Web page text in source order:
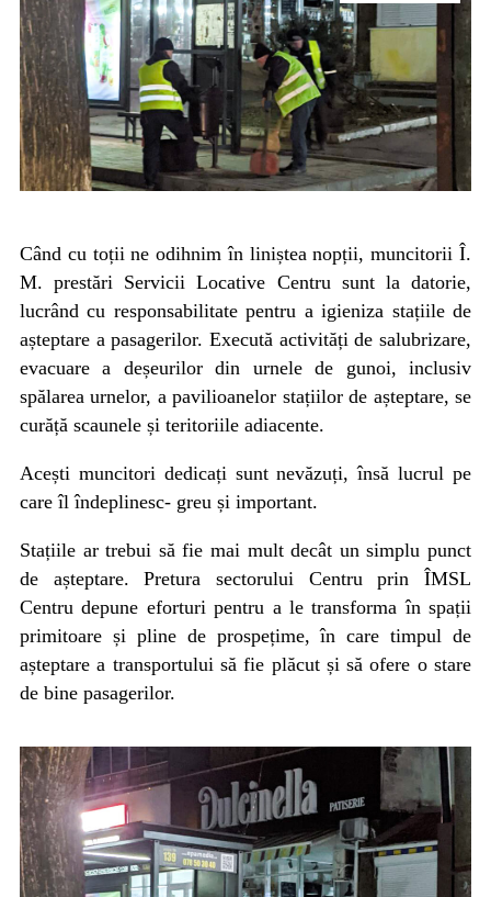
Când cu toții ne odihnim în liniștea nopții, muncitorii Î.
M. prestări Servicii Locative Centru sunt la datorie,
lucrând cu responsabilitate pentru a igieniza stațiile de
așteptare a pasagerilor. Execută activități de salubrizare,
evacuare a deșeurilor din urnele de gunoi, inclusiv
spălarea urnelor, a pavilioanelor stațiilor de așteptare, se
curăță scaunele și teritoriile adiacente.
Acești muncitori dedicați sunt nevăzuți, însă lucrul pe
care îl îndeplinesc- greu și important.
Stațiile ar trebui să fie mai mult decât un simplu punct
de așteptare. Pretura sectorului Centru prin ÎMSL
Centru depune eforturi pentru a le transforma în spații
primitoare și pline de prospețime, în care timpul de
așteptare a transportului să fie plăcut și să ofere o stare
de bine pasagerilor.